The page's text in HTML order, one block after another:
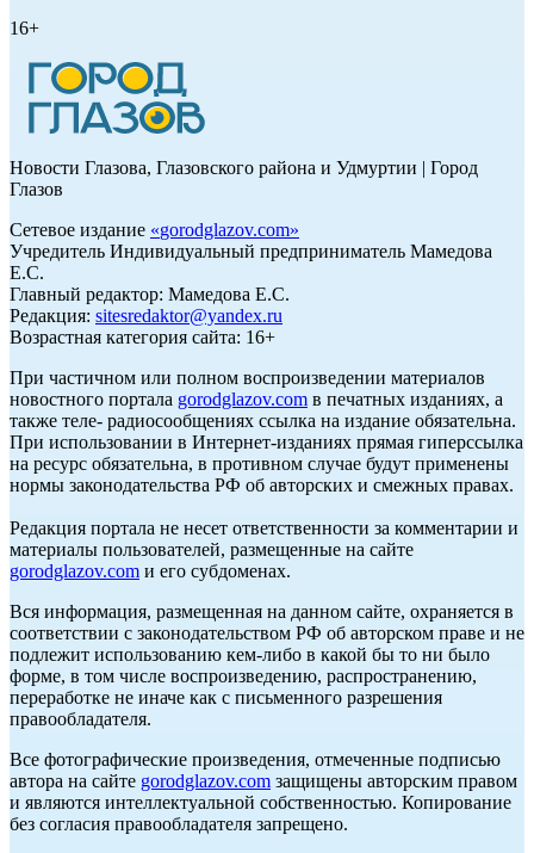
16+
Новости Глазова, Глазовского района и Удмуртии | Город
Глазов
Сетевое издание «gorodglazov.com»
Учредитель Индивидуальный предприниматель Мамедова
Е.С.
Главный редактор: Мамедова Е.С.
Редакция: sitesredaktor@yandex.ru
Возрастная категория сайта: 16+
При частичном или полном воспроизведении материалов
новостного портала gorodglazov.com в печатных изданиях, а
также теле- радиосообщениях ссылка на издание обязательна.
При использовании в Интернет-изданиях прямая гиперссылка
на ресурс обязательна, в противном случае будут применены
нормы законодательства РФ об авторских и смежных правах.
Редакция портала не несет ответственности за комментарии и
материалы пользователей, размещенные на сайте
gorodglazov.com и его субдоменах.
Вся информация, размещенная на данном сайте, охраняется в
соответствии с законодательством РФ об авторском праве и не
подлежит использованию кем-либо в какой бы то ни было
форме, в том числе воспроизведению, распространению,
переработке не иначе как с письменного разрешения
правообладателя.
Все фотографические произведения, отмеченные подписью
автора на сайте gorodglazov.com защищены авторским правом
и являются интеллектуальной собственностью. Копирование
без согласия правообладателя запрещено.